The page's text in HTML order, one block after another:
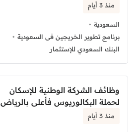
منذ 3 أيام
السعودية
برنامج تطوير الخريجين فى السعودية
البنك السعودي للإستثمار
وظائف الشركة الوطنية للإسكان
لحملة البكالوريوس فأعلى بالرياض
منذ 3 أيام